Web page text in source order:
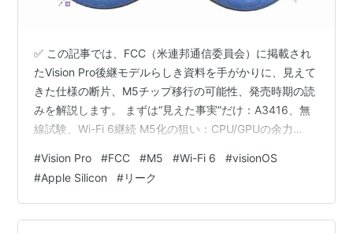
✅ この記事では、FCC（米連邦通信委員会）に掲載され
たVision Pro後継モデルらしき資料を手がかりに、見えて
きた仕様の断片、M5チップ移行の可能性、発売時期の読
みを解説します。 まずは“見えた事実”だけ：A3416、無
線試験、Wi-Fi 6継続 M5化の狙い：CPU/GPUの余力
持なら用途で選ぶ 発売時期の読み：年内の“静かな投
入”も十分ある redditコメントざっくりまとめ（温度感ス
キャン） 今後の見通し：今日は“断片”の日。次はソフト
とエコシステム まとめ どうも、となりです。 「また
#Vision Pro #FCC #M5 #Wi-Fi 6 #visionOS
#Apple Silicon #リーク